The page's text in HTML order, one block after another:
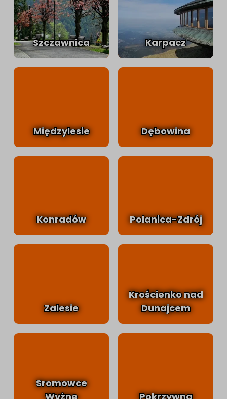
Szczawnica Karpacz
Międzylesie Dębowina
Konradów Polanica-Zdrój
Zalesie
Krościenko nad
Dunajcem
Sromowce